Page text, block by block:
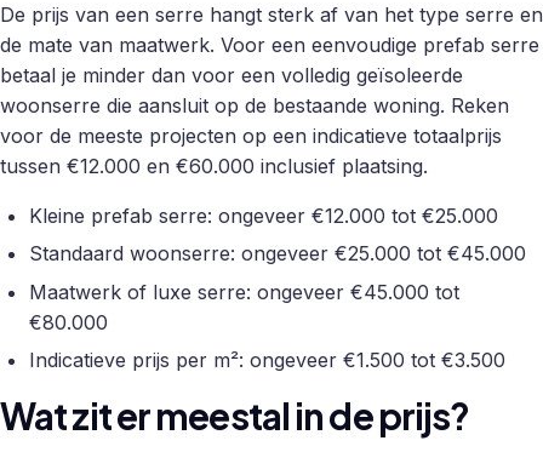
De prijs van een serre hangt sterk af van het type serre en
de mate van maatwerk. Voor een eenvoudige prefab serre
betaal je minder dan voor een volledig geïsoleerde
woonserre die aansluit op de bestaande woning. Reken
voor de meeste projecten op een indicatieve totaalprijs
tussen €12.000 en €60.000 inclusief plaatsing.
Kleine prefab serre: ongeveer €12.000 tot €25.000
Standaard woonserre: ongeveer €25.000 tot €45.000
Maatwerk of luxe serre: ongeveer €45.000 tot
€80.000
Indicatieve prijs per m²: ongeveer €1.500 tot €3.500
Wat zit er meestal in de prijs?